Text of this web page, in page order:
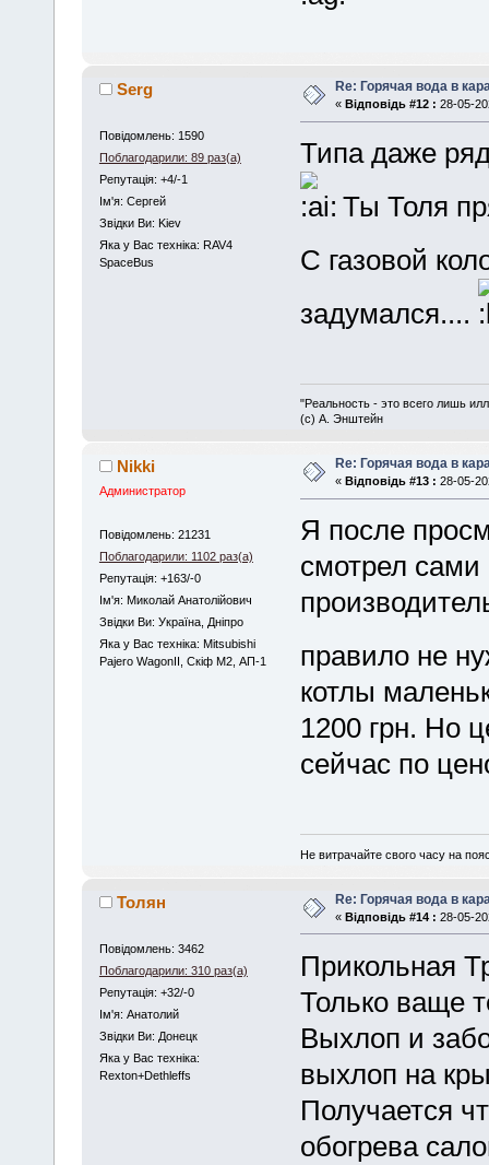
Serg
Повідомлень: 1590
Поблагодарили: 89 раз(а)
Репутація: +4/-1
Iм'я: Сергей
Звідки Ви: Kiev
Яка у Вас техніка: RAV4
SpaceBus
Re: Горячая вода в
« Відповідь #12 : 28-05-
Типа даже
Ты Толя
С газовой
задумался....
"Реальность - это всего лишь
(с) А. Энштейн
Nikki
Администратор
Повідомлень: 21231
Поблагодарили: 1102 раз(а)
Репутація: +163/-0
Iм'я: Миколай Анатолійович
Звідки Ви: Україна, Дніпро
Яка у Вас техніка: Mitsubishi
Pajero WagonII, Скіф М2, АП-1
Re: Горячая вода в
« Відповідь #13 : 28-05-
Я после
смотрел
правило не
котлы
1200 грн. Но
сейчас по
Не витрачайте свого часу на
Толян
Повідомлень: 3462
Поблагодарили: 310 раз(а)
Репутація: +32/-0
Iм'я: Анатолий
Звідки Ви: Донецк
Яка у Вас техніка:
Rexton+Dethleffs
Re: Горячая вода в
« Відповідь #14 : 28-05-
Прикольная
Только ваще
Выхлоп и
выхлоп на
Получается
обогрева